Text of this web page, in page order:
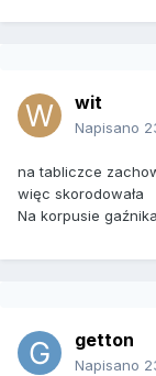
wit
Napisano
na tabliczce
więc skorodowała
Na korpusie
getton
Napisano